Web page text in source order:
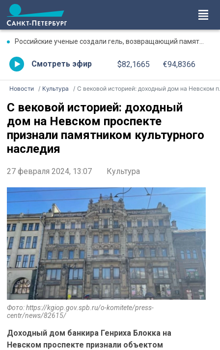
Российские ученые создали гель, возвращающий память после травмы
Смотреть эфир $82,1665 €94,8366
Новости Культура С вековой историей: доходный дом на Невском проспекте признали памятником культурного наследия
С вековой историей: доходный
дом на Невском проспекте
признали памятником культурного
наследия
27 февраля 2024, 13:07 Культура
Фото: https://kgiop.gov.spb.ru/o-komitete/press-
centr/news/82615/
Доходный дом банкира Генриха Блокка на
Невском проспекте признали объектом